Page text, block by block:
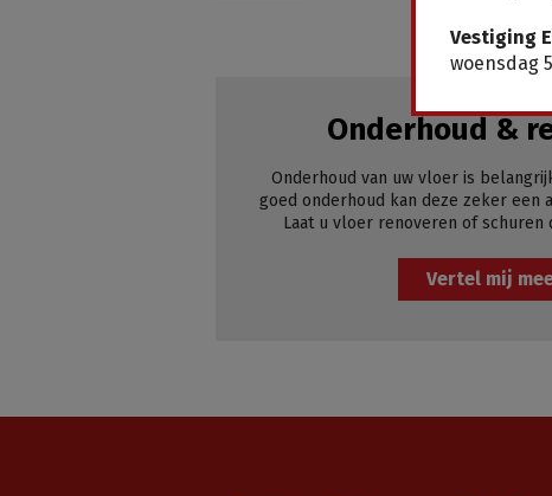
Onderhoud &
Onderhoud van uw vloer is
goed onderhoud kan deze zeker een
Laat u vloer renoveren of schuren
Vertel mij
Vestiging
woensdag